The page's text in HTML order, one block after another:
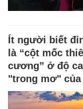
Ít người biết
là “cột mốc
cương” ở độ
"trong mơ"